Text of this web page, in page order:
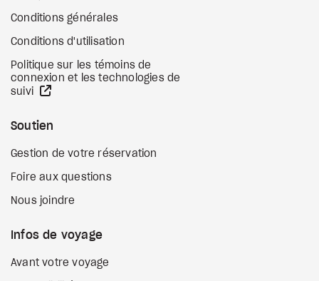
Conditions générales
Conditions d'utilisation
Politique sur les témoins de
connexion et les technologies de
suivi
Soutien
Gestion de votre réservation
Foire aux questions
Nous joindre
Infos de voyage
Avant votre voyage